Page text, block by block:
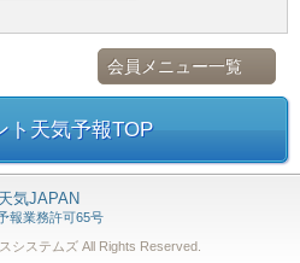
会員メニュー一覧
ト天気予報TOP
気JAPAN
報業務許可65号
システムズ All Rights Reserved.